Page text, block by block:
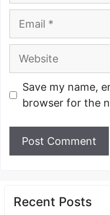
Website
Save my name,
browser for the
Recent Posts